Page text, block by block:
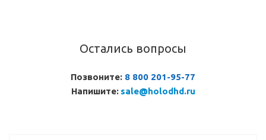
Остались вопросы
Позвоните: 8 800 201-95-77
Напишите: sale@holodhd.ru